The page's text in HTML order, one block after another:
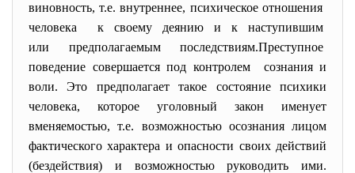
виновность, т.е. внутреннее, психическое отношения
человека к своему деянию и к наступившим
или предполагаемым последствиям.Преступное
поведение совершается под контролем сознания и
воли. Это предполагает такое состояние психики
человека, которое уголовный закон именует
вменяемостью, т.е. возможностью осознания лицом
фактического характера и опасности своих действий
(бездействия) и возможностью руководить ими.